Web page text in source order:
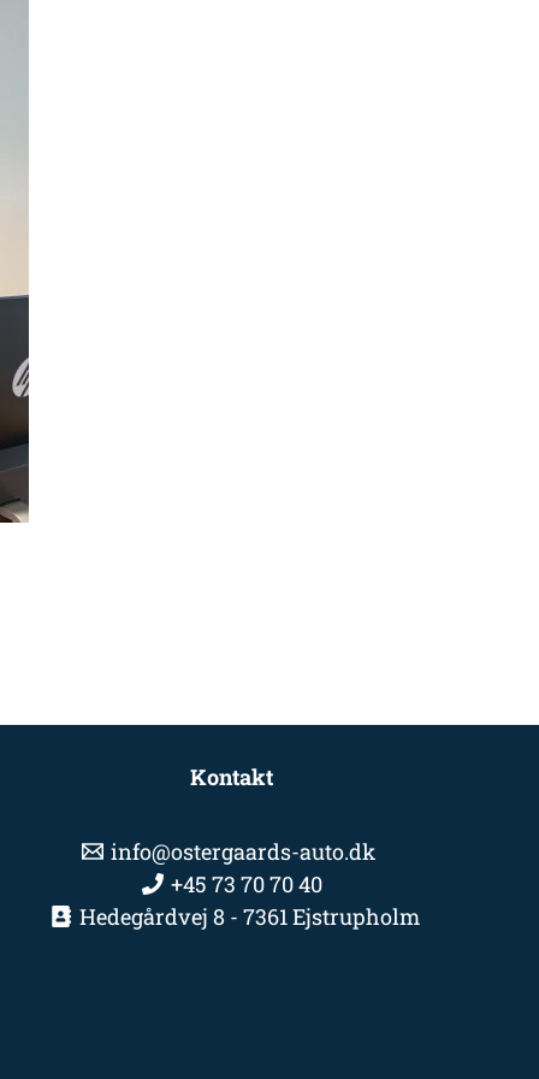
Kontakt
info@ostergaards-auto.dk
+45 73 70 70 40
Hedegårdvej 8 - 7361 Ejstrupholm